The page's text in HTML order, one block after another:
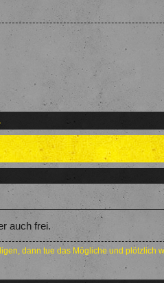
auch frei.
dann tue das Mögliche und plötzlich